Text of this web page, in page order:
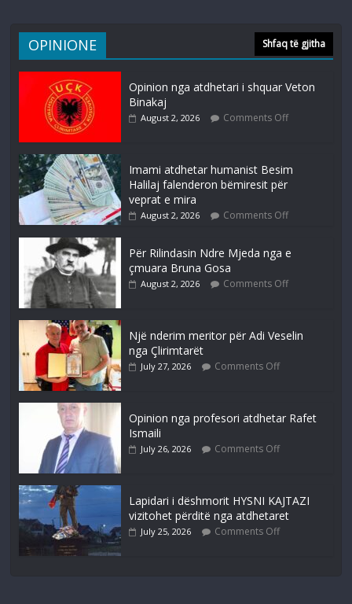
OPINIONE Shfaq të gjitha
Opinion nga atdhetari i shquar Veton
Binakaj
August 2, 2026 Comments Off
Imami atdhetar humanist Besim
Halilaj falenderon bëmiresit për
veprat e mira
August 2, 2026 Comments Off
Për Rilindasin Ndre Mjeda nga e
çmuara Bruna Gosa
August 2, 2026 Comments Off
Një nderim meritor për Adi Veselin
nga Çlirimtarët
July 27, 2026 Comments Off
Opinion nga profesori atdhetar Rafet
Ismaili
July 26, 2026 Comments Off
Lapidari i dëshmorit HYSNI KAJTAZI
vizitohet përditë nga atdhetaret
July 25, 2026 Comments Off